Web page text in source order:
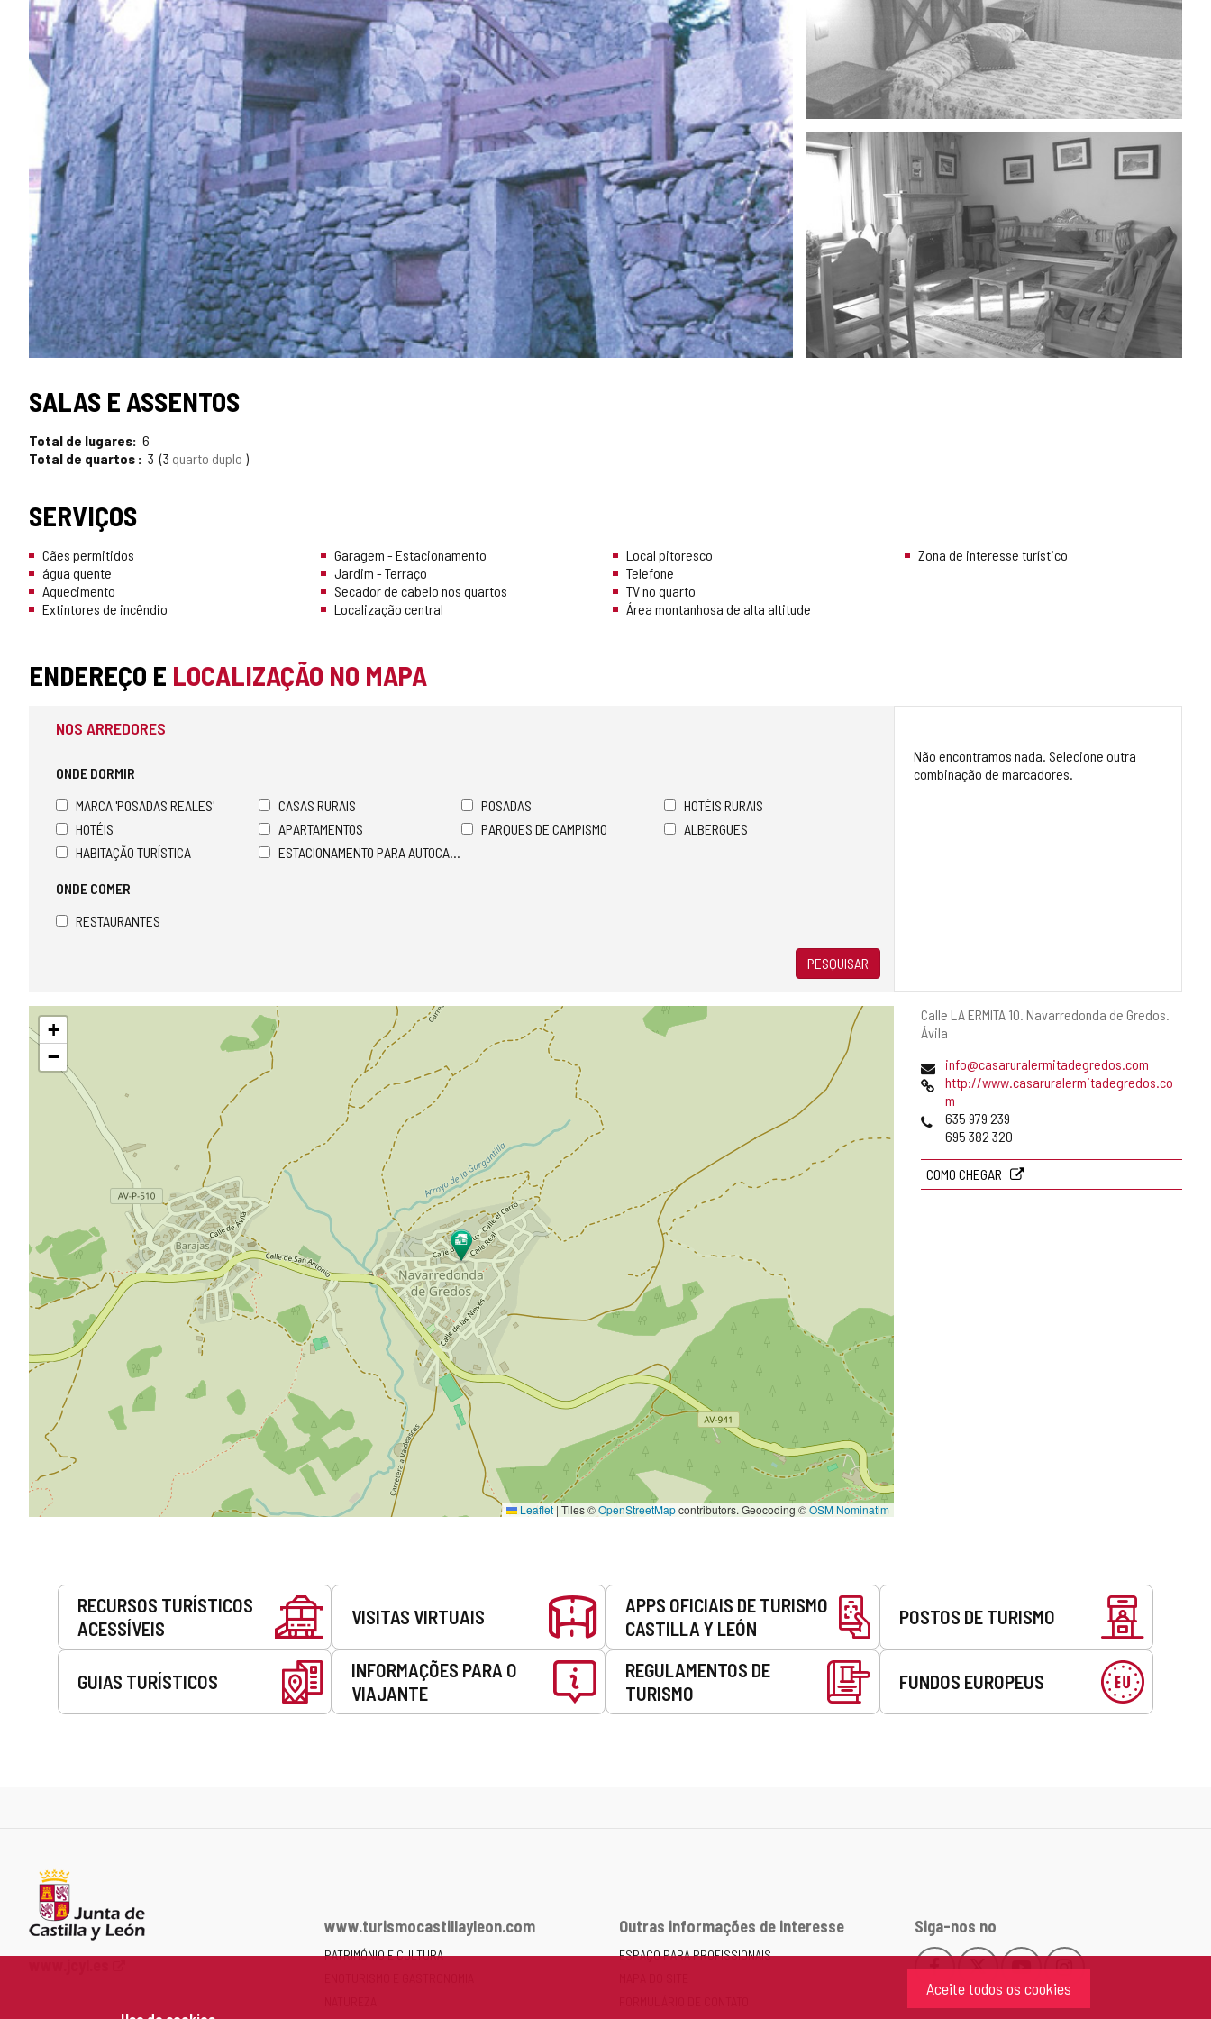
Aceite todos os cookies
SELO
TURISMO
CONFIÁVEL
SALAS E ASSENTOS
Total de lugares 6
Total de quartos
3 3 quarto duplo
SERVIÇOS
Cães permitidos
água quente
Aquecimento
Extintores de incêndio
Garagem - Estacionamento
Jardim - Terraço
Secador de cabelo nos quartos
Localização central
Local pitoresco
Telefone
TV no quarto
Área montanhosa de alta altitude
Zona de interesse turístico
ENDEREÇO E LOCALIZAÇÃO NO MAPA
Endereço
postal
Calle LA ERMITA 10. Navarredonda de Gredos.
Ávila
Endereço
de
email
info@casaruralermitadegredos.com
Pagina
web
http://www.casaruralermitadegredos.co
m
Telefones
635 979 239
695 382 320
COMO CHEGAR
NOS ARREDORES
ONDE DORMIR
MARCA 'POSADAS REALES'
CASAS RURAIS POSADAS
HOTÉIS RURAIS
HOTÉIS
APARTAMENTOS PARQUES DE CAMPISMO
ALBERGUES
HABITAÇÃO TURÍSTICA
ESTACIONAMENTO PARA AUTOCARAVANAS
ONDE COMER
RESTAURANTES
PESQUISAR
Não encontramos nada. Selecione outra
combinação de marcadores.
Pular
mapa
+
−
Leaflet | Tiles ©OpenStreetMapcontributors. Geocoding ©OSM Nominatim
Serviços
RECURSOS TURÍSTICOS
ACESSÍVEIS
VISITAS VIRTUAIS
APPS OFICIAIS DE TURISMO
CASTILLA Y LEÓN
POSTOS DE TURISMO
GUIAS TURÍSTICOS
INFORMAÇÕES PARA O
VIAJANTE
REGULAMENTOS DE
TURISMO
FUNDOS EUROPEUS
www.turismocastillayleon.com
PATRIMÓNIO E CULTURA
Outras informações de interesse
ESPAÇO PARA PROFISSIONAIS
Siga-nos no
Este
enlace
se
Este
enlace
se
Este
enlace
se
Este
enlace
se